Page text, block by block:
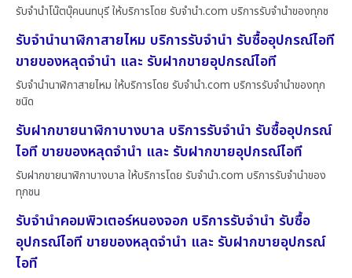
รับจำนำโน๊ตบุ๊คนนทบุรี ให้บริการโดย รับจํานํา.com บริการรับจำนำของทุกช
รับจำนำนาฬิกาสายไหม บริการรับจำนำ รับซื้ออุปกรณ์ไอที
ขายของหลุดจำนำ และ รับฝากขายอุปกรณ์ไอที
รับจำนำนาฬิกาสายไหม ให้บริการโดย รับจํานํา.com บริการรับจำนำของทุก
ชนิด
รับฝากขายนาฬิกาบางบาล บริการรับจำนำ รับซื้ออุปกรณ์
ไอที ขายของหลุดจำนำ และ รับฝากขายอุปกรณ์ไอที
รับฝากขายนาฬิกาบางบาล ให้บริการโดย รับจํานํา.com บริการรับจำนำของ
ทุกชน
รับจำนำคอมพิวเตอร์หนองจอก บริการรับจำนำ รับซื้อ
อุปกรณ์ไอที ขายของหลุดจำนำ และ รับฝากขายอุปกรณ์
ไอที